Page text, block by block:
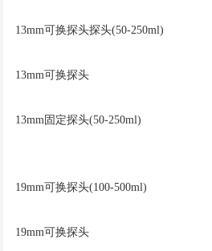
13mm可换探头探头(50-250ml)
13mm可换探头
13mm固定探头(50-250ml)
19mm可换探头(100-500ml)
19mm可换探头